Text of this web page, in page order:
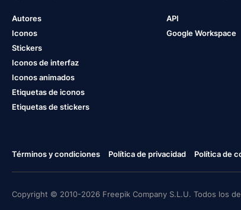
Autores
Iconos
Stickers
Iconos de interfaz
Iconos animados
Etiquetas de iconos
Etiquetas de stickers
API
Google Workspace
Términos y condiciones Política de privacidad Política de
Copyright © 2010-2026 Freepik Company S.L.U. Todos los